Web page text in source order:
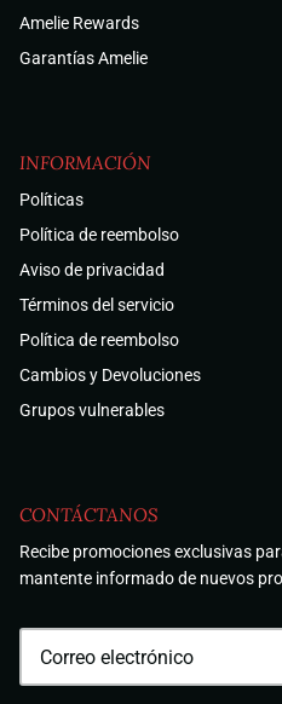
Amelie Rewards
Garantías Amelie
INFORMACIÓN
Políticas
Política de reembolso
Aviso de privacidad
Términos del servicio
Política de reembolso
Cambios y Devoluciones
Grupos vulnerables
CONTÁCTANOS
Recibe promociones exclusivas
mantente informado de nuevos